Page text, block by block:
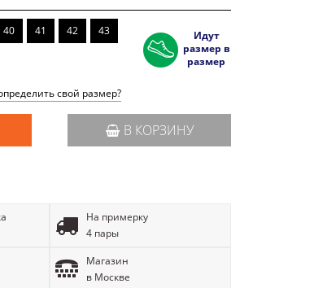
40 41 42 43
Идут
размер в
размер
свой размер?
В КОРЗИНУ
На примерку
4 пары
Магазин
в Москве